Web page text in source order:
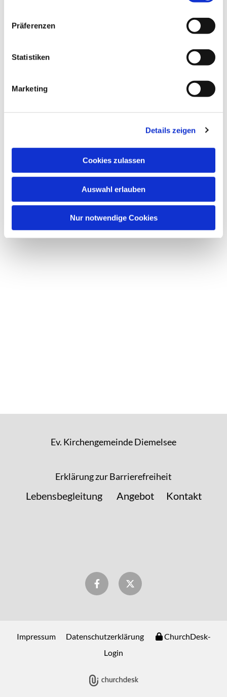
Präferenzen
Statistiken
Marketing
Details zeigen
Cookies zulassen
Auswahl erlauben
Nur notwendige Cookies
interessieren
Ev. Kirchengemeinde Diemelsee
Erklärung zur Barrierefreiheit
Lebensbegleitung Angebot Kontakt
Impressum Datenschutzerklärung
ChurchDesk-
Login